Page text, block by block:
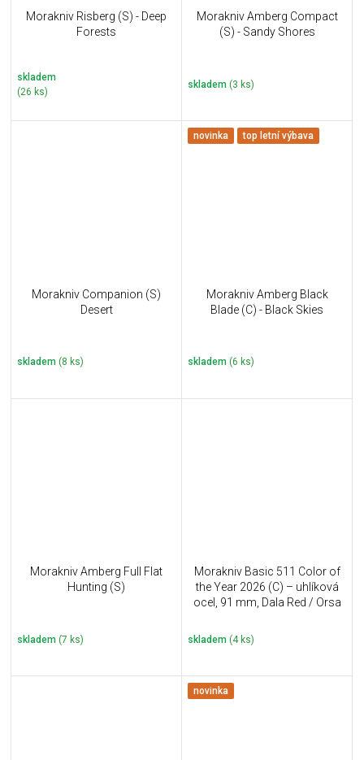
Morakniv Risberg (S) - Deep
Forests
skladem
(26 ks)
Morakniv Amberg Compact
(S) - Sandy Shores
skladem (3 ks)
Morakniv Companion (S)
Desert
skladem (8 ks)
novinka top letní výbava
Morakniv Amberg Black
Blade (C) - Black Skies
skladem (6 ks)
Morakniv Amberg Full Flat
Hunting (S)
skladem (7 ks)
Morakniv Basic 511 Color of
the Year 2026 (C) – uhlíková
ocel, 91 mm, Dala Red / Orsa
skladem (4 ks)
novinka